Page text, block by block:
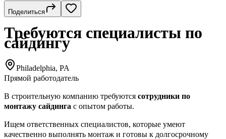
Поделиться
Требуются специалисты по
сайдингу
Philadelphia, PA
Прямой работодатель
В строительную компанию требуются сотрудники по
монтажу сайдинга с опытом работы.
Ищем ответственных специалистов, которые умеют
качественно выполнять монтаж и готовы к долгосрочному